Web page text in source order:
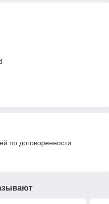
по договоренности